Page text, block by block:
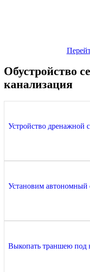
Обустройство
канализация
Устройство дренажной
Установим
Выкопать траншею под